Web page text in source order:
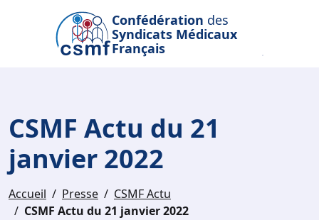
Passer au contenu principal
Confédération des
Syndicats Médicaux
Français
CSMF Actu du 21
janvier 2022
Accueil Presse
CSMF Actu
CSMF Actu du 21 janvier 2022